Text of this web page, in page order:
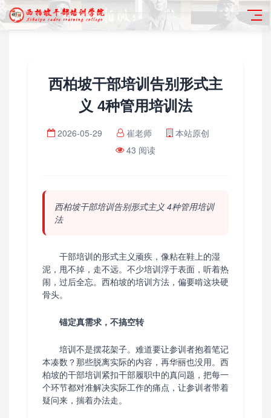
西柏坡干部培训告别形式主
义 4种管用培训法
2026-05-29 崔老师
本站原创
43 阅读
西柏坡干部培训告别形式主义 4种管用培训
法
干部培训的形式主义顽疾，像粘在鞋上的湿
泥，甩不掉，走不远。不少培训浮于表面，听着热
闹，过后全忘。西柏坡的培训方法，偏要啃这块硬
骨头。
锚定真需求，不搞空转
培训不是摆花架子。难道要让参训者抱着笔记
本凑数？那些脱离实际的内容，再华丽也没用。西
柏坡的干部培训紧扣干部履职中的真问题，把每一
个环节都对准解决实际工作的痛点，让参训者带着
疑问来，揣着办法走。